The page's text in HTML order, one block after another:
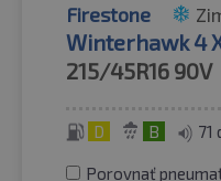
Firestone
Winterhawk 4
215/45R16 90V
D B 71
Porovnať